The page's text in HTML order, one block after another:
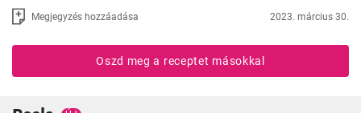
Megjegyzés hozzáadása 2023. március 30.
Oszd meg a receptet másokkal